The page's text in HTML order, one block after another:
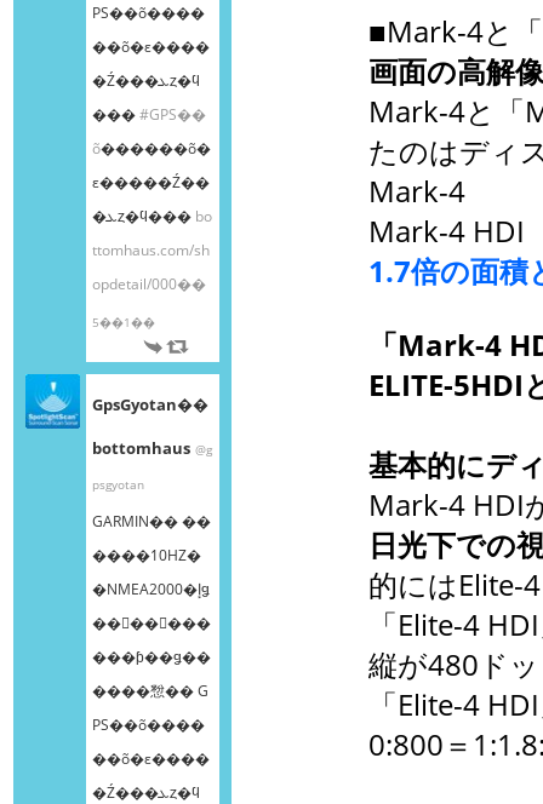
PS��õ����
��õ�ε����
�Ź���ܥȥ�ϥ
���#GPS��
õ������õ�
ε�����Ź��
�ܥȥ�ϥ��� bo
ttomhaus.com/sh
opdetail/000��
5��1��
GpsGyotan��
bottomhaus @g
psgyotan
GARMIN�� ��
����10HZ�
�NMEA2000�إǥ
��󥰥��󥵡���
���ƥ��ǥ��
����㥹�� G
PS��õ����
��õ�ε����
�Ź���ܥȥ�ϥ
■Mark-4と
画面の高解
Mark-4と「
たのはディ
Mark-4
Mark-4
1.7倍の面積
「Mark-4
ELITE-5HDI
基本的にデ
Mark-4 HDI
日光下での
的にはElite-
「Elite-4
縦が480ド
「Elite-4
0:800＝